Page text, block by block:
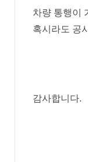
차량 통행이
혹시라도 공
감사합니다.